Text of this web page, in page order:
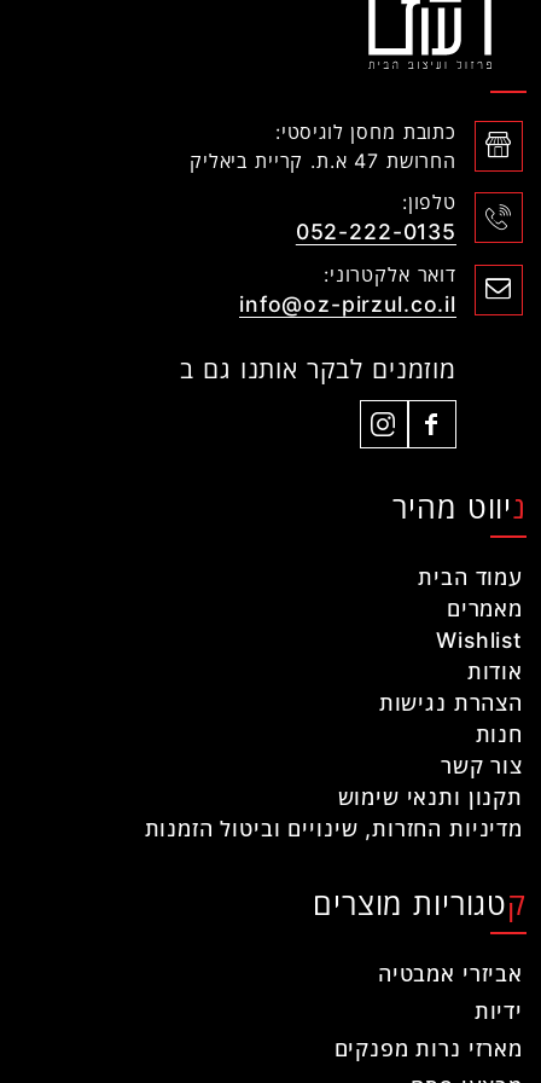
כתובת מחסן לוגיסטי:
החרושת 47 א.ת. קריית ביאליק
טלפון:
052-222-0135
דואר אלקטרוני:
info@oz-pirzul.co.il
מוזמנים לבקר אותנו גם ב
ניווט מהיר
עמוד הבית
מאמרים
Wishlist
אודות
הצהרת נגישות
חנות
צור קשר
תקנון ותנאי שימוש
מדיניות החזרות, שינויים וביטול הזמנות
קטגוריות מוצרים
אביזרי אמבטיה
ידיות
מארזי נרות מפנקים